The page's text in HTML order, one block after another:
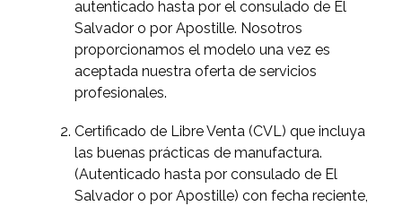
autenticado hasta por el consulado de El
Salvador o por Apostille. Nosotros
proporcionamos el modelo una vez es
aceptada nuestra oferta de servicios
profesionales.
Certificado de Libre Venta (CVL) que incluya
las buenas prácticas de manufactura.
(Autenticado hasta por consulado de El
Salvador o por Apostille) con fecha reciente,